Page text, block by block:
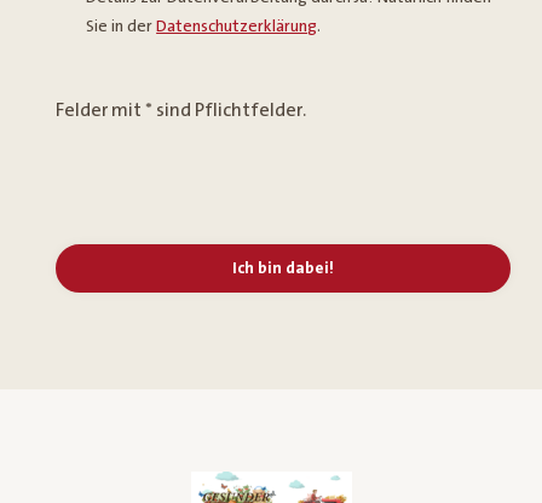
Sie in derDatenschutzerklärung.
Felder mit * sind Pflichtfelder.
Ich bin dabei!